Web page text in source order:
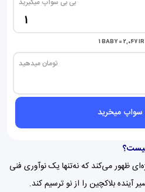
1 BABY= 2,047
تومان میدهید
میخرید
ظهور می‌کند که نه‌تنها یک نوآوری فنی
بلاکچین را از نو ترسیم کند.